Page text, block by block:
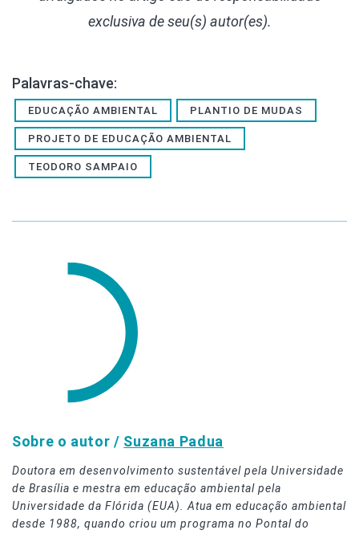
exclusiva de seu(s) autor(es).
Palavras-chave:
EDUCAÇÃO AMBIENTAL PLANTIO DE MUDAS
PROJETO DE EDUCAÇÃO AMBIENTAL
TEODORO SAMPAIO
Sobre o autor / Suzana Padua
Doutora em desenvolvimento sustentável pela Universidade
de Brasília e mestra em educação ambiental pela
Universidade da Flórida (EUA). Atua em educação ambiental
desde 1988, quando criou um programa no Pontal do